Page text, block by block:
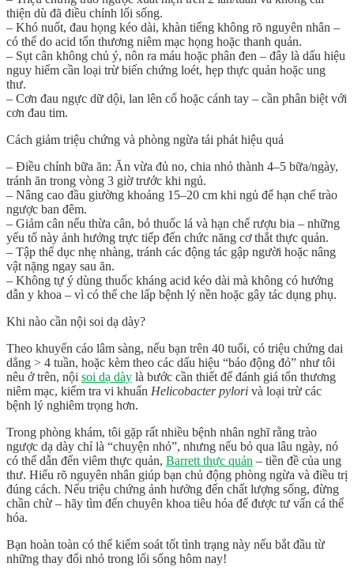
thiện dù đã điều chỉnh lối sống.
– Khó nuốt, đau họng kéo dài, khàn tiếng không rõ nguyên nhân –
có thể do acid tổn thương niêm mạc họng hoặc thanh quản.
– Sụt cân không chủ ý, nôn ra máu hoặc phân đen – đây là dấu hiệu
nguy hiểm cần loại trừ biến chứng loét, hẹp thực quản hoặc ung
thư.
– Cơn đau ngực dữ dội, lan lên cổ hoặc cánh tay – cần phân biệt với
cơn đau tim.
Cách giảm triệu chứng và phòng ngừa tái phát hiệu quả
– Điều chỉnh bữa ăn: Ăn vừa đủ no, chia nhỏ thành 4–5 bữa/ngày,
tránh ăn trong vòng 3 giờ trước khi ngủ.
– Nâng cao đầu giường khoảng 15–20 cm khi ngủ để hạn chế trào
ngược ban đêm.
– Giảm cân nếu thừa cân, bỏ thuốc lá và hạn chế rượu bia – những
yếu tố này ảnh hưởng trực tiếp đến chức năng cơ thắt thực quản.
– Tập thể dục nhẹ nhàng, tránh các động tác gập người hoặc nâng
vật nặng ngay sau ăn.
– Không tự ý dùng thuốc kháng acid kéo dài mà không có hướng
dẫn y khoa – vì có thể che lấp bệnh lý nền hoặc gây tác dụng phụ.
Khi nào cần nội soi dạ dày?
Theo khuyến cáo lâm sàng, nếu bạn trên 40 tuổi, có triệu chứng dai
dẳng > 4 tuần, hoặc kèm theo các dấu hiệu “báo động đỏ” như tôi
nêu ở trên, nội soi dạ dày là bước cần thiết để đánh giá tổn thương
niêm mạc, kiểm tra vi khuẩn Helicobacter pylori và loại trừ các
bệnh lý nghiêm trọng hơn.
Trong phòng khám, tôi gặp rất nhiều bệnh nhân nghĩ rằng trào
ngược dạ dày chỉ là “chuyện nhỏ”, nhưng nếu bỏ qua lâu ngày, nó
có thể dẫn đến viêm thực quản, Barrett thực quản – tiền đề của ung
thư. Hiểu rõ nguyên nhân giúp bạn chủ động phòng ngừa và điều trị
đúng cách. Nếu triệu chứng ảnh hưởng đến chất lượng sống, đừng
chần chừ – hãy tìm đến chuyên khoa tiêu hóa để được tư vấn cá thể
hóa.
Bạn hoàn toàn có thể kiểm soát tốt tình trạng này nếu bắt đầu từ
những thay đổi nhỏ trong lối sống hôm nay!